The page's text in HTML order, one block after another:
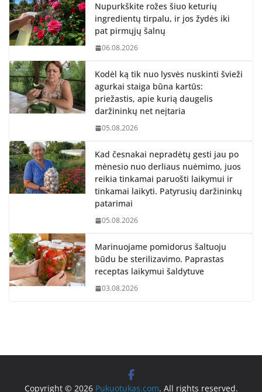
Nupurkškite rožes šiuo keturių
ingredientų tirpalu, ir jos žydės iki
pat pirmųjų šalnų
06.08.2026
Kodėl ką tik nuo lysvės nuskinti švieži
agurkai staiga būna kartūs:
priežastis, apie kurią daugelis
daržininkų net neįtaria
05.08.2026
Kad česnakai nepradėtų gesti jau po
mėnesio nuo derliaus nuėmimo, juos
reikia tinkamai paruošti laikymui ir
tinkamai laikyti. Patyrusių daržininkų
patarimai
05.08.2026
Marinuojame pomidorus šaltuoju
būdu be sterilizavimo. Paprastas
receptas laikymui šaldytuve
03.08.2026
Copyright © 2026 Pukuotukas.com. All rights reserved.